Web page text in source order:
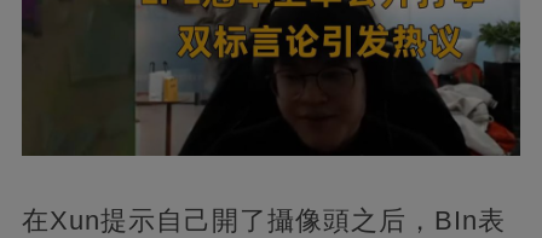
在Xun提示自己開了攝像頭之后，BIn表